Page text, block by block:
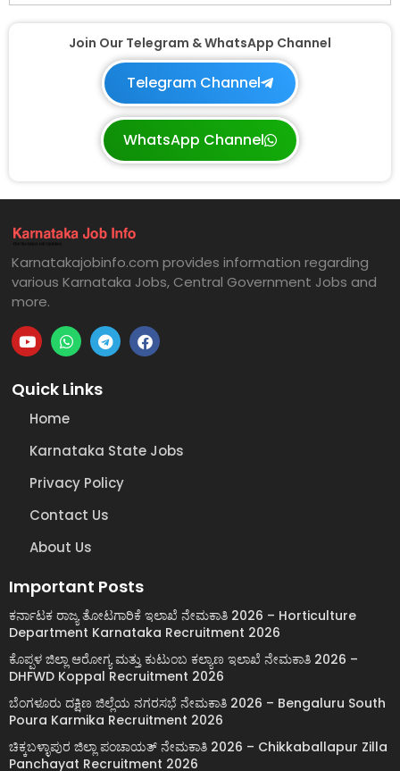
Join Our Telegram & WhatsApp Channel
Telegram Channel
WhatsApp Channel
Karnatakajobinfo.com provides information regarding
various Karnataka Jobs, Central Government Jobs and
more.
Quick Links
Home
Karnataka State Jobs
Privacy Policy
Contact Us
About Us
Important Posts
ಕರ್ನಾಟಕ ರಾಜ್ಯ ತೋಟಗಾರಿಕೆ ಇಲಾಖೆ ನೇಮಕಾತಿ 2026 – Horticulture
Department Karnataka Recruitment 2026
ಕೊಪ್ಪಳ ಜಿಲ್ಲಾ ಆರೋಗ್ಯ ಮತ್ತು ಕುಟುಂಬ ಕಲ್ಯಾಣ ಇಲಾಖೆ ನೇಮಕಾತಿ 2026 –
DHFWD Koppal Recruitment 2026
ಬೆಂಗಳೂರು ದಕ್ಷಿಣ ಜಿಲ್ಲೆಯ ನಗರಸಭೆ ನೇಮಕಾತಿ 2026 – Bengaluru South
Poura Karmika Recruitment 2026
ಚಿಕ್ಕಬಳ್ಳಾಪುರ ಜಿಲ್ಲಾ ಪಂಚಾಯತ್ ನೇಮಕಾತಿ 2026 – Chikkaballapur Zilla
Panchayat Recruitment 2026